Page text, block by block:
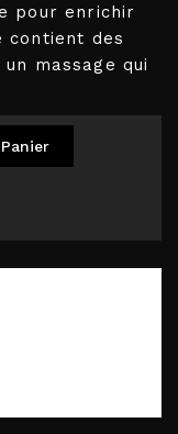
pour enrichir
contient des
massage qui